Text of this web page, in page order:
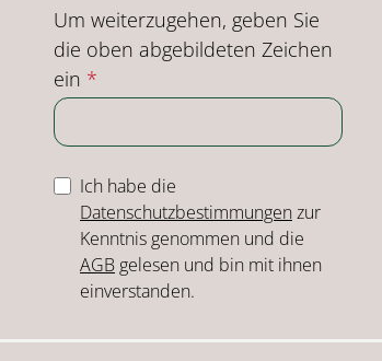
Um weiterzugehen, geben Sie
die oben abgebildeten Zeichen
ein *
Ich habe die
Datenschutzbestimmungenzur
Kenntnis genommen und die
AGB gelesen und bin mit ihnen
einverstanden.